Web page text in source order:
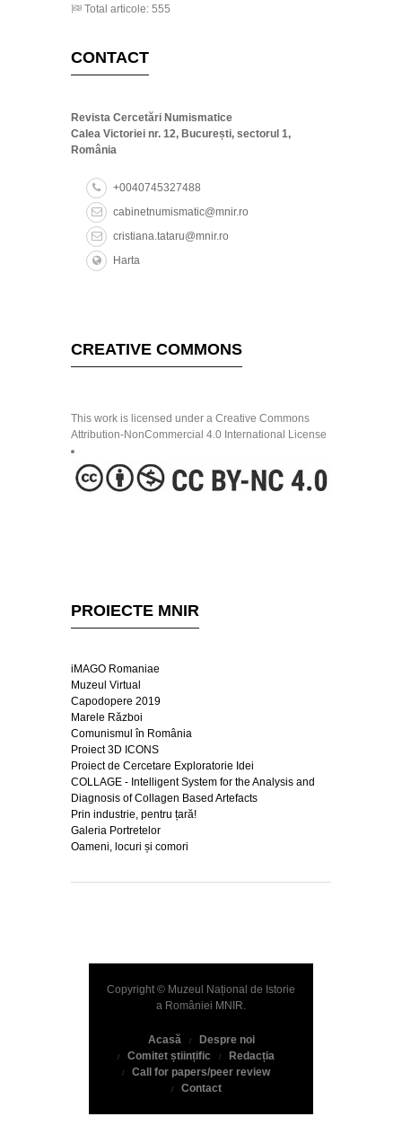
Total articole: 555
CONTACT
Revista Cercetări Numismatice
Calea Victoriei nr. 12, București, sectorul 1,
România
+0040745327488
cabinetnumismatic@mnir.ro
cristiana.tataru@mnir.ro
Harta
CREATIVE COMMONS
This work is licensed under a Creative Commons
Attribution-NonCommercial 4.0 International License
PROIECTE MNIR
iMAGO Romaniae
Muzeul Virtual
Capodopere 2019
Marele Război
Comunismul în România
Proiect 3D ICONS
Proiect de Cercetare Exploratorie Idei
COLLAGE - Intelligent System for the Analysis and
Diagnosis of Collagen Based Artefacts
Prin industrie, pentru țară!
Galeria Portretelor
Oameni, locuri și comori
Copyright © Muzeul Național de Istorie
a României MNIR.
Acasă
Despre noi
Comitet științific
Redacția
Call for papers/peer review
Contact